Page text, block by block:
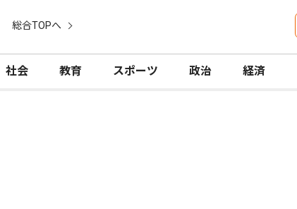
総合TOPへ
社会 教育 スポーツ 政治 経済